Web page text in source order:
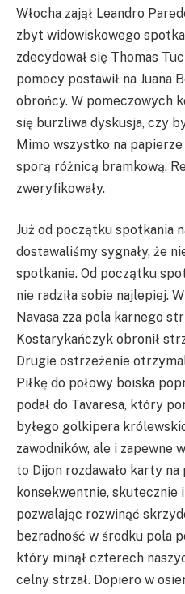
Włocha zajął Leandro
zbyt widowiskowego
zdecydował się Thomas
pomocy postawił na Juana
obrońcy. W pomeczowych
się burzliwa dyskusja, czy
Mimo wszystko na
sporą różnicą bramkową.
zweryfikowały.
Już od początku spotkania
dostawaliśmy sygnały, że
spotkanie. Od początku
nie radziła sobie najlepiej.
Navasa zza pola karnego
Kostarykańczyk obronił
Drugie ostrzeżenie
Piłkę do połowy boiska
podał do Tavaresa, który
byłego golkipera
zawodników, ale i zapewne
to Dijon rozdawało karty
konsekwentnie, skutecznie
pozwalając rozwinąć
bezradność w środku pola
który minął czterech
celny strzał. Dopiero w